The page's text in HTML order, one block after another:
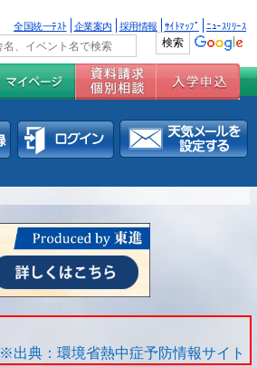
全国統一ﾃｽﾄ 企業案内 採用情報 ｻｲﾄﾏｯﾌﾟ ﾆｭｰｽﾘﾘｰｽ
※出典：環境省熱中症予防情報サイト